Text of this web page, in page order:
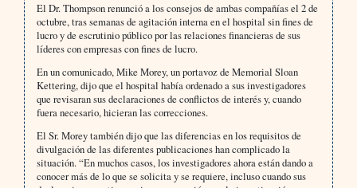
El Dr. Thompson renunció a los consejos de ambas compañías el 2 de
octubre, tras semanas de agitación interna en el hospital sin fines de
lucro y de escrutinio público por las relaciones financieras de sus
líderes con empresas con fines de lucro.
En un comunicado, Mike Morey, un portavoz de Memorial Sloan
Kettering, dijo que el hospital había ordenado a sus investigadores
que revisaran sus declaraciones de conflictos de interés y, cuando
fuera necesario, hicieran las correcciones.
El Sr. Morey también dijo que las diferencias en los requisitos de
divulgación de las diferentes publicaciones han complicado la
situación. “En muchos casos, los investigadores ahora están dando a
conocer más de lo que se solicita y se requiere, incluso cuando sus